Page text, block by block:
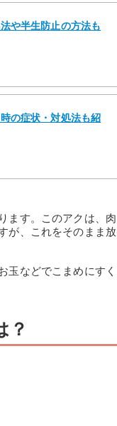
や半生防止の方法も
の症状・対処法も紹
ます。このアクは、肉
が、これをそのまま放
玉などでこまめにすく
？